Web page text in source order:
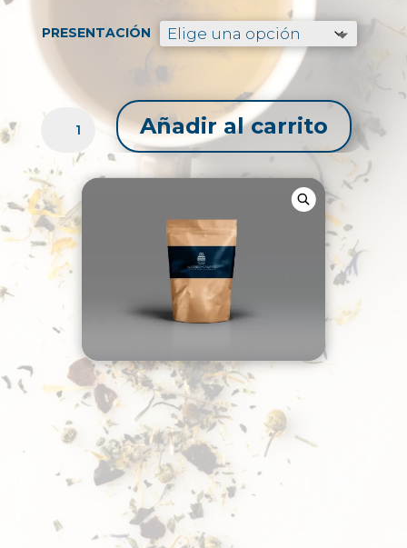
desde
$29.99
hasta
$76.47
PRESENTACIÓN
MANITA
CORTE
CANTIDAD
Añadir al carrito